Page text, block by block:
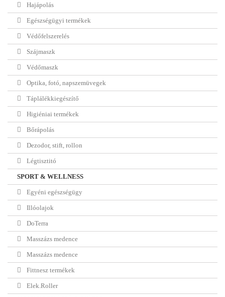
Hajápolás
Egészségügyi termékek
Védőfelszerelés
Szájmaszk
Védőmaszk
Optika, fotó, napszemüvegek
Táplálékkiegészítő
Higiéniai termékek
Bőrápolás
Dezodor, stift, rollon
Légtisztitó
SPORT & WELLNESS
Egyéni egészségügy
Illóolajok
DoTerra
Masszázs medence
Masszázs medence
Fittnesz termékek
Elek.Roller